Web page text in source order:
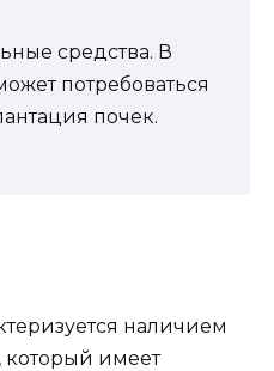
средства. В
потребоваться
почек.
наличием
который имеет